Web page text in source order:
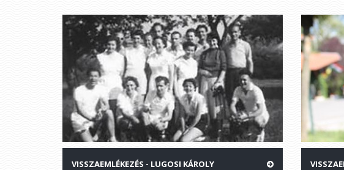
VISSZAEMLÉKEZÉS - LUGOSI KÁROLY